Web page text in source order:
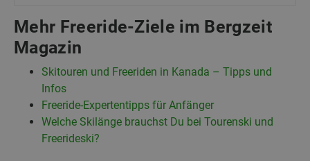
Mehr Freeride-Ziele im Bergzeit
Magazin
Skitouren und Freeriden in Kanada – Tipps und
Infos
Freeride-Expertentipps für Anfänger
Welche Skilänge brauchst Du bei Tourenski und
Freerideski?